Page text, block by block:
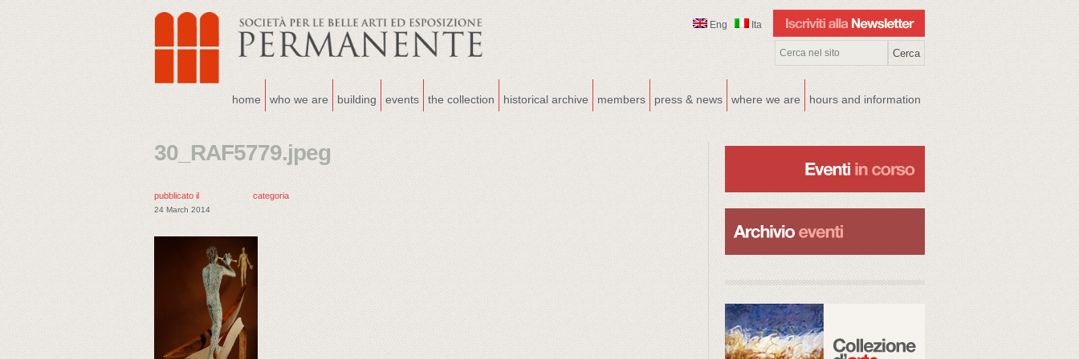
Eng Ita
home who we are building events the collection historical archive members press & news where we are hours and information
30_RAF5779.jpeg
pubblicato il
24 March 2014
categoria